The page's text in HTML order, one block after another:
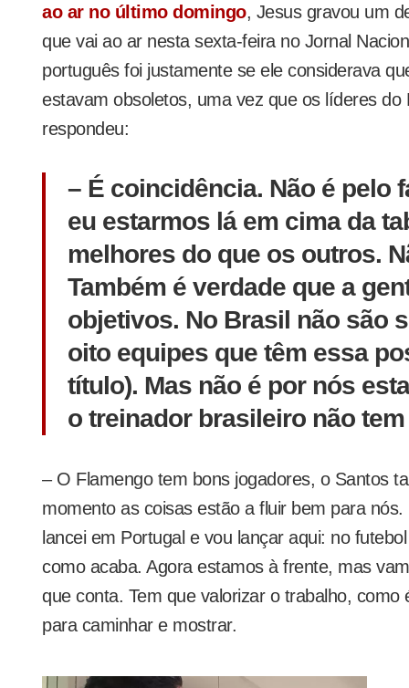
ao ar no último domingo, Jesus gravou um
que vai ao ar nesta sexta-feira no Jornal
português foi justamente se ele considerava
estavam obsoletos, uma vez que os líderes do
respondeu:
– É coincidência. Não é pelo
eu estarmos lá em cima da
melhores do que os outros.
Também é verdade que a
objetivos. No Brasil não são
oito equipes que têm essa
título). Mas não é por nós
o treinador brasileiro não
– O Flamengo tem bons jogadores, o Santos
momento as coisas estão a fluir bem para
lancei em Portugal e vou lançar aqui: no
como acaba. Agora estamos à frente, mas
que conta. Tem que valorizar o trabalho,
para caminhar e mostrar.